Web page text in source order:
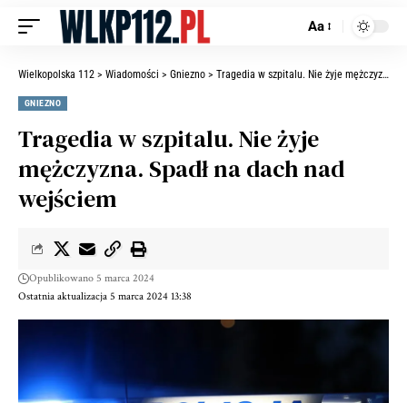
Aa
Wielkopolska 112 > Wiadomości > Gniezno > Tragedia w szpitalu. Nie żyje mężczyzna. Spadł na dach nad wejściem
GNIEZNO
Tragedia w szpitalu. Nie żyje
mężczyzna. Spadł na dach nad
wejściem
Ostatnia aktualizacja 5 marca 2024 13:38
Opublikowano 5 marca 2024